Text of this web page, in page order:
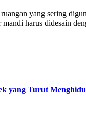
yang sering
harus didesain
yang Turut